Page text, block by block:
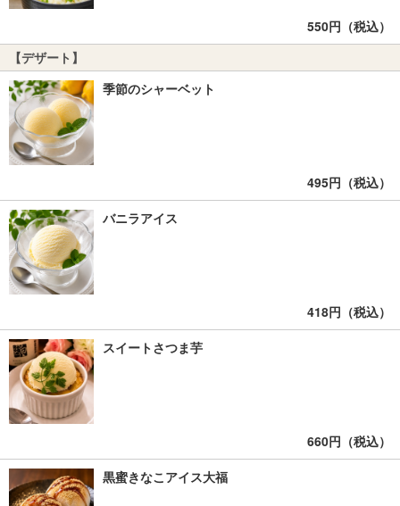
550円（税込）
【デザート】
季節のシャーベット
495円（税込）
バニラアイス
418円（税込）
スイートさつま芋
660円（税込）
黒蜜きなこアイス大福